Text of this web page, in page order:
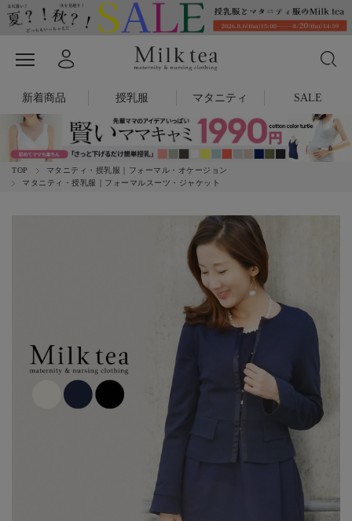
新着商品 授乳服 マタニティ SALE
TOP
マタニティ・授乳服｜フォーマル・オケージョン
マタニティ・授乳服｜フォーマルスーツ・ジャケット